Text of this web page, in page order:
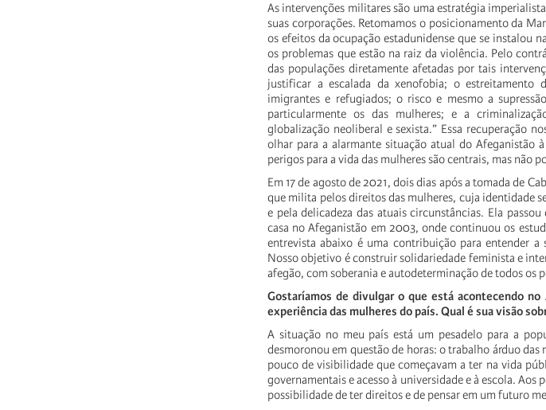
As intervenções militares são uma estratégia
suas corporações. Retomamos o posicionamento da
os efeitos da ocupação estadunidense que se instalou
os problemas que estão na raiz da violência. Pelo
das populações diretamente afetadas por tais
justificar a escalada da xenofobia; o estreitamento
imigrantes e refugiados; o risco e mesmo a
particularmente os das mulheres; e a
globalização neoliberal e sexista.” Essa recuperação
olhar para a alarmante situação atual do Afeganistão
perigos para a vida das mulheres são centrais, mas não
Em 17 de agosto de 2021, dois dias após a tomada de
que milita pelos direitos das mulheres, cuja identidade
e pela delicadeza das atuais circunstâncias. Ela
casa no Afeganistão em 2003, onde continuou os
entrevista abaixo é uma contribuição para entender a
Nosso objetivo é construir solidariedade feminista e
afegão, com soberania e autodeterminação de todos os
Gostaríamos de divulgar o que está acontecendo
experiência das mulheres do país. Qual é sua visão
A situação no meu país está um pesadelo para a
desmoronou em questão de horas: o trabalho árduo
pouco de visibilidade que começavam a ter na vida
governamentais e acesso à universidade e à escola.
possibilidade de ter direitos e de pensar em um futuro